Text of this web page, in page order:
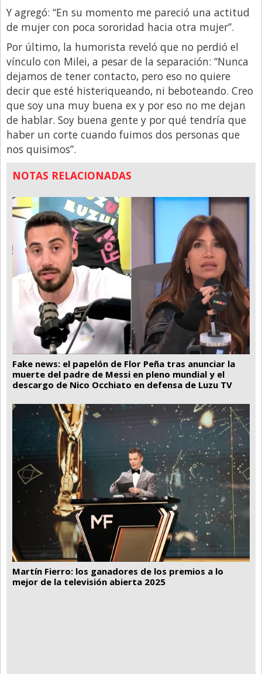
Y agregó: “En su momento me pareció una actitud
de mujer con poca sororidad hacia otra mujer”.
Por último, la humorista reveló que no perdió el
vínculo con Milei, a pesar de la separación: “Nunca
dejamos de tener contacto, pero eso no quiere
decir que esté histeriqueando, ni beboteando. Creo
que soy una muy buena ex y por eso no me dejan
de hablar. Soy buena gente y por qué tendría que
haber un corte cuando fuimos dos personas que
nos quisimos”.
NOTAS RELACIONADAS
Fake news: el papelón de Flor Peña tras anunciar la
muerte del padre de Messi en pleno mundial y el
descargo de Nico Occhiato en defensa de Luzu TV
Martín Fierro: los ganadores de los premios a lo
mejor de la televisión abierta 2025